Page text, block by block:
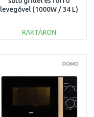
levegővel (1000W / 34 L)
RAKTÁRON
Összehasonlítás